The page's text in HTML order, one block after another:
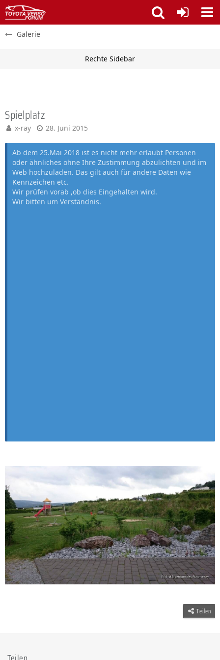
Galerie
Spielplatz
x-ray 28. Juni 2015
Ab dem 25.Mai 2018 ist es nicht mehr erlaubt Personen
oder ähnliches ohne Ihre Zustimmung abzulichten und im
Web hochzuladen. Das gilt auch für andere Daten wie
Kennzeichen etc.
Wir prüfen vorab ,ob dies Eingehalten wird.
Wir bitten um Verständnis.
Teilen